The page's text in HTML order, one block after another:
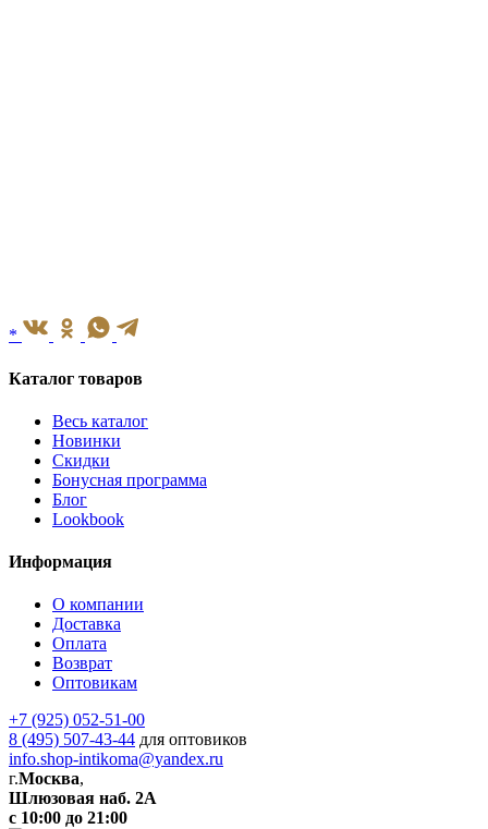
*
Каталог товаров
Весь каталог
Новинки
Скидки
Бонусная программа
Блог
Lookbook
Информация
О компании
Доставка
Оплата
Возврат
Оптовикам
+7 (925) 052-51-00
8 (495) 507-43-44 для оптовиков
info.shop-intikoma@yandex.ru
г.Москва,
Шлюзовая наб. 2А
с 10:00 до 21:00